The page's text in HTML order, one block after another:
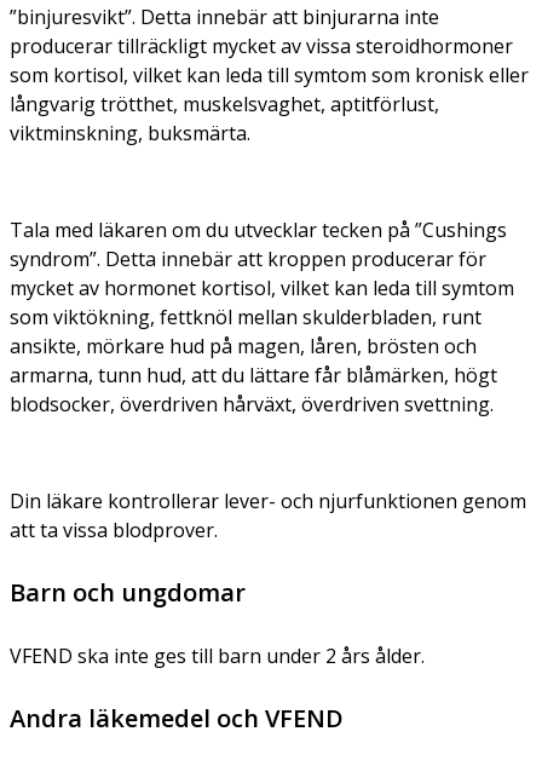
”binjuresvikt”. Detta innebär att binjurarna inte
producerar tillräckligt mycket av vissa steroidhormoner
som kortisol, vilket kan leda till symtom som kronisk eller
långvarig trötthet, muskelsvaghet, aptitförlust,
viktminskning, buksmärta.
Tala med läkaren om du utvecklar tecken på ”Cushings
syndrom”. Detta innebär att kroppen producerar för
mycket av hormonet kortisol, vilket kan leda till symtom
som viktökning, fettknöl mellan skulderbladen, runt
ansikte, mörkare hud på magen, låren, brösten och
armarna, tunn hud, att du lättare får blåmärken, högt
blodsocker, överdriven hårväxt, överdriven svettning.
Din läkare kontrollerar lever- och njurfunktionen genom
att ta vissa blodprover.
Barn och ungdomar
VFEND ska inte ges till barn under 2 års ålder.
Andra läkemedel och VFEND